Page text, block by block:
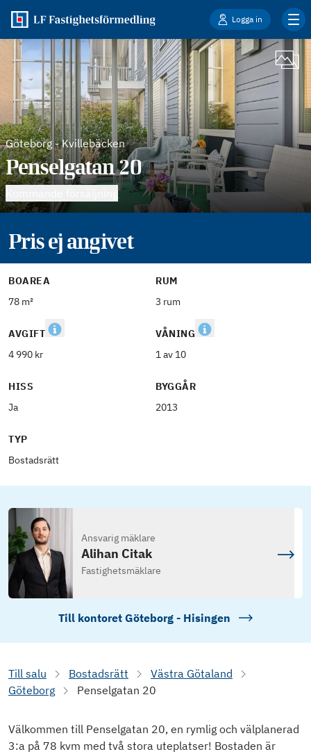
Logga in
Göteborg -Kvillebäcken
Penselgatan 20
Pris ej angivet
BOAREA
78 m²
RUM
3 rum
AVGIFT
4 990 kr
VÅNING
1 av 10
HISS
Ja
BYGGÅR
2013
TYP
Bostadsrätt
Ansvarig mäklare
Alihan Citak
Fastighetsmäklare
Till kontoret Göteborg - Hisingen
Till salu Bostadsrätt
Västra Götaland
Göteborg
Penselgatan 20
Välkommen till Penselgatan 20, en rymlig och välplanerad
3:a på 78 kvm med två stora uteplatser! Bostaden är